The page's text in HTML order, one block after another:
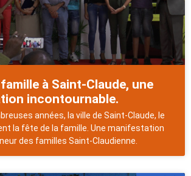
famille à Saint-Claude, une
incontournable.
années, la ville de Saint-Claude, le
la fête de la famille. Une manifestation
des familles Saint-Claudienne.